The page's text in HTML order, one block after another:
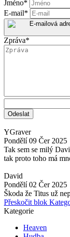
Jméno*
E-mail*
Zpráva*
YGraver
Pondělí 09 Čer 2025
Tak sem se milý
tak proto toho má
David
Pondělí 02 Čer 2025
Škoda že Titus už
Přeskočit blok
Kategorie
Heaven